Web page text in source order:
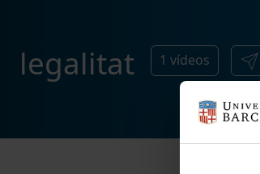
legalitat 1 vídeos